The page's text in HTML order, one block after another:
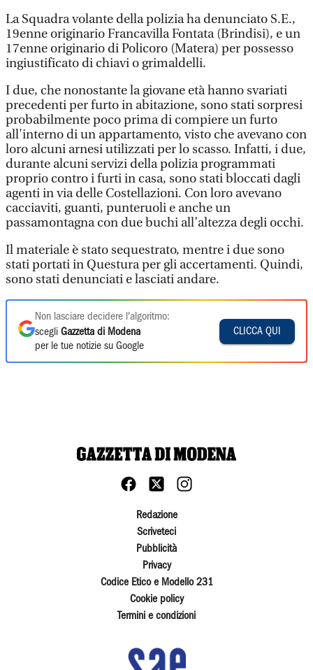
La Squadra volante della polizia ha denunciato S.E.,
19enne originario Francavilla Fontata (Brindisi), e un
17enne originario di Policoro (Matera) per possesso
ingiustificato di chiavi o grimaldelli.
I due, che nonostante la giovane età hanno svariati
precedenti per furto in abitazione, sono stati sorpresi
probabilmente poco prima di compiere un furto
all'interno di un appartamento, visto che avevano con
loro alcuni arnesi utilizzati per lo scasso. Infatti, i due,
durante alcuni servizi della polizia programmati
proprio contro i furti in casa, sono stati bloccati dagli
agenti in via delle Costellazioni. Con loro avevano
cacciaviti, guanti, punteruoli e anche un
passamontagna con due buchi all’altezza degli occhi.
Il materiale è stato sequestrato, mentre i due sono
stati portati in Questura per gli accertamenti. Quindi,
sono stati denunciati e lasciati andare.
Non lasciare decidere l'algoritmo:
scegli Gazzetta di Modena
per le tue notizie su Google
CLICCA QUI
Redazione
Scriveteci
Pubblicità
Privacy
Codice Etico e Modello 231
Cookie policy
Termini e condizioni